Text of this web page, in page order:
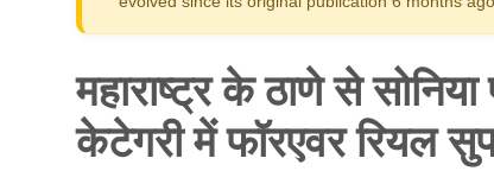
महाराष्ट्र के ठाणे से
केटेगरी में फॉरएवर रियल